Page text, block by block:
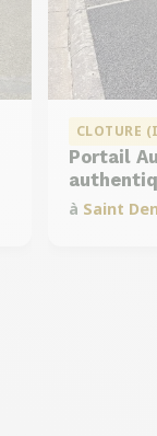
CLOTURE
Portail
à Saint